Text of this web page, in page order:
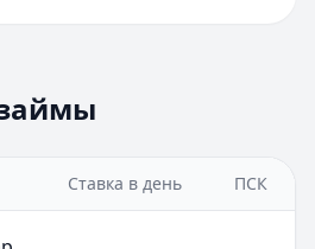
Ставка в день ПСК